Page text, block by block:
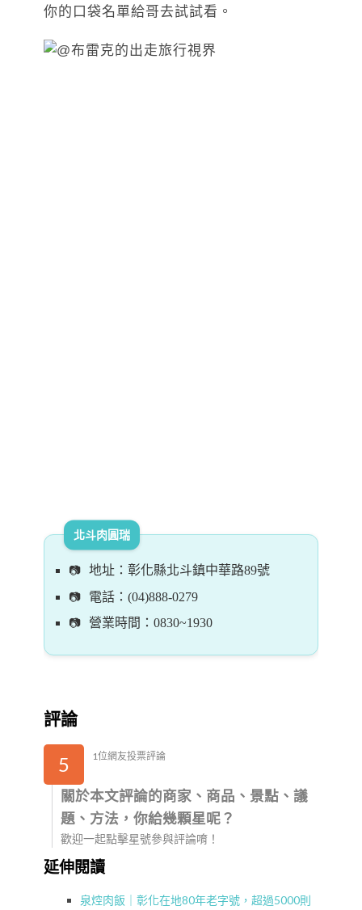
你的口袋名單給哥去試試看。
北斗肉圓瑞
地址：彰化縣北斗鎮中華路89號
電話：(04)888-0279
營業時間：0830~1930
評論
5 1位網友投票評論
關於本文評論的商家、商品、景點、議
題、方法，你給幾顆星呢？
歡迎一起點擊星號參與評論唷！
延伸閱讀
泉焢肉飯｜彰化在地80年老字號，超過5000則